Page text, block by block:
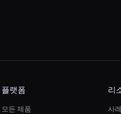
플랫폼
모든 제품
리
사